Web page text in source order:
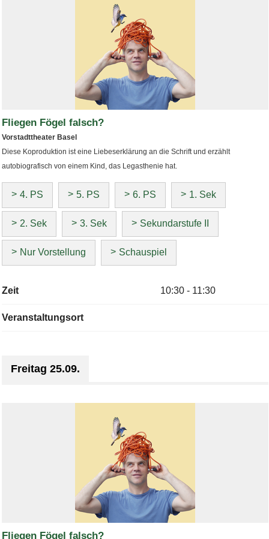
Fliegen Fögel falsch?
Vorstadttheater Basel
Diese Koproduktion ist eine Liebeserklärung an die Schrift und erzählt
autobiografisch von einem Kind, das Legasthenie hat.
4. PS 5. PS 6. PS 1. Sek
2. Sek 3. Sek Sekundarstufe II
Nur Vorstellung Schauspiel
Zeit 10:30 - 11:30
Veranstaltungsort
Freitag 25.09.
Fliegen Fögel falsch?